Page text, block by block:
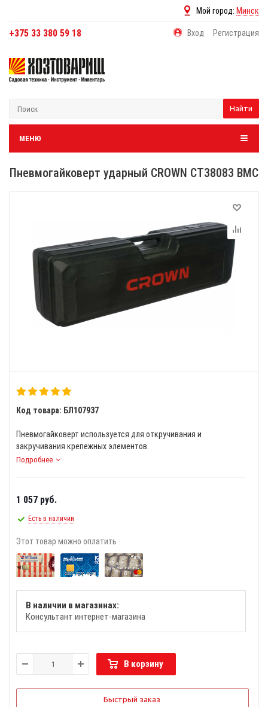
Мой город: Минск
+375 33 380 59 18 Вход Регистрация
Найти
МЕНЮ
Пневмогайковерт ударный CROWN CT38083 BMC
Код товара: БЛ107937
Пневмогайковерт используется для откручивания и
закручивания крепежных элементов.
Подробнее
1 057 руб.
Есть в наличии
Этот товар можно оплатить
В наличии в магазинах:
Консультант интернет-магазина
В корзину
Быстрый заказ